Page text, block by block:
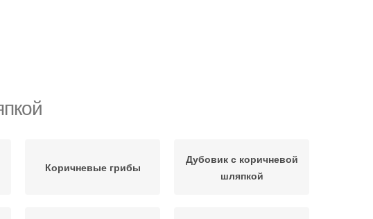
Коричневые грибы
Дубовик с коричневой
шляпкой